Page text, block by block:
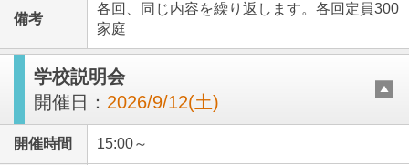
備考
各回、同じ内容を繰り返します。各回定員300
家庭
学校説明会
開催日： 2026/9/12(土)
開催時間 15:00～